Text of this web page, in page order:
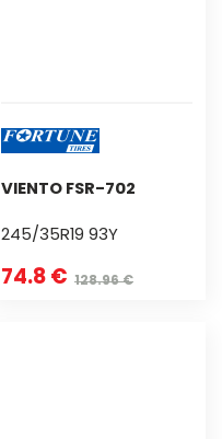
VIENTO FSR-702
245/35R19 93Y
74.8 € 128.96 €